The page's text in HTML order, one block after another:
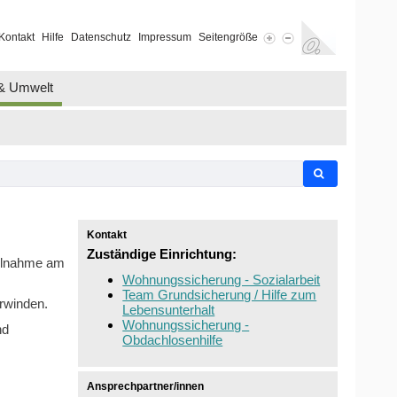
Kontakt Hilfe Datenschutz Impressum Seitengröße
Umwelt
am
Kontakt
Zuständige Einrichtung:
Wohnungssicherung - Sozialarbeit
Team Grundsicherung / Hilfe zum
Lebensunterhalt
Wohnungssicherung -
Obdachlosenhilfe
Ansprechpartner/innen